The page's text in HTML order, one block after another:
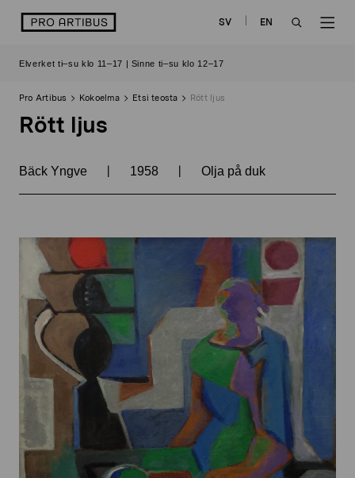
sisältöön
logo SV
EN
Elverket ti–su klo 11–17 | Sinne ti–su klo 12–17
Pro Artibus Kokoelma Etsi teosta Rött ljus
Rött ljus
Bäck Yngve | 1958 | Olja på duk